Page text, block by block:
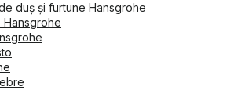
duș și furtune Hansgrohe